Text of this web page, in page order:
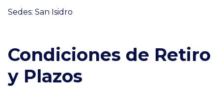
Sedes: San Isidro
Condiciones de Retiro
y Plazos